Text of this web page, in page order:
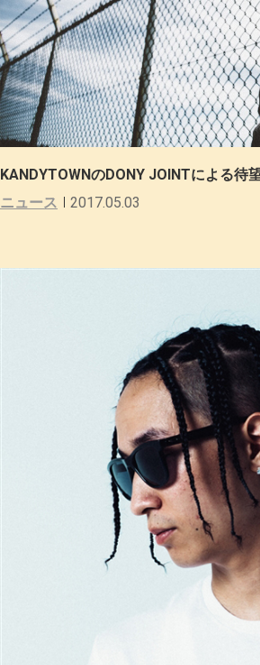
KANDYTOWNのDONY JOINTによる待
ニュース
2017.05.03